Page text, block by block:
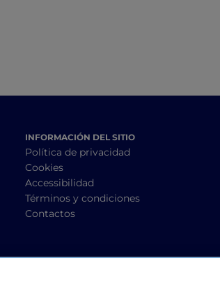
INFORMACIÓN DEL SITIO
Política de privacidad
Cookies
Accessibilidad
Términos y condiciones
Contactos